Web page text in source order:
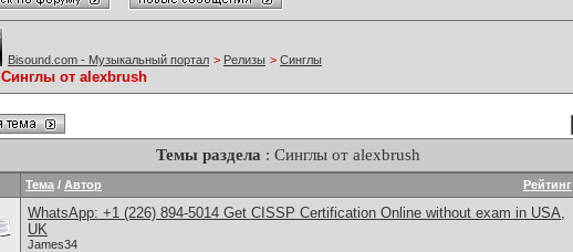
Bisound.com - Музыкальный портал > Релизы > Синглы
Синглы от alexbrush
Темы раздела : Синглы от alexbrush
Рейтинг
Тема / Автор
WhatsApp: +1 (226) 894-5014​ Get CISSP Certification Online without exam in USA,
UK
James34